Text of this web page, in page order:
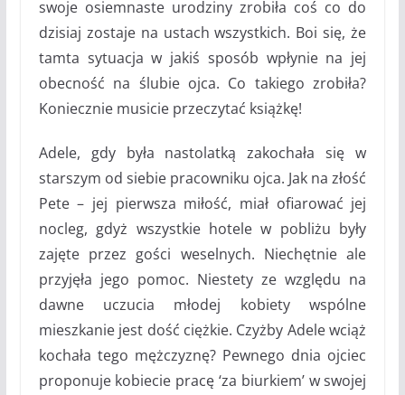
swoje osiemnaste urodziny zrobiła coś co do
dzisiaj zostaje na ustach wszystkich. Boi się, że
tamta sytuacja w jakiś sposób wpłynie na jej
obecność na ślubie ojca. Co takiego zrobiła?
Koniecznie musicie przeczytać książkę!
Adele, gdy była nastolatką zakochała się w
starszym od siebie pracowniku ojca. Jak na złość
Pete – jej pierwsza miłość, miał ofiarować jej
nocleg, gdyż wszystkie hotele w pobliżu były
zajęte przez gości weselnych. Niechętnie ale
przyjęła jego pomoc. Niestety ze względu na
dawne uczucia młodej kobiety wspólne
mieszkanie jest dość ciężkie. Czyżby Adele wciąż
kochała tego mężczyznę? Pewnego dnia ojciec
proponuje kobiecie pracę ‘za biurkiem’ w swojej